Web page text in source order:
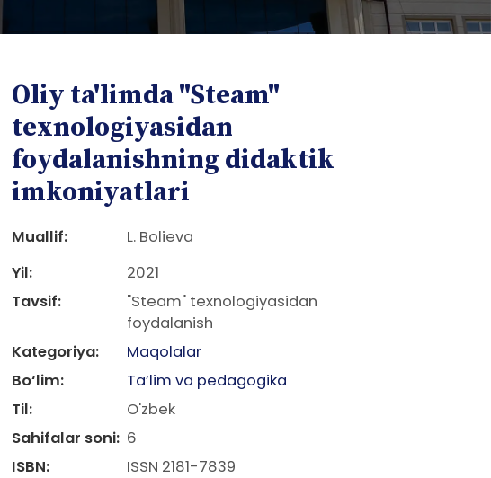
Oliy ta'limda "Steam"
texnologiyasidan
foydalanishning didaktik
imkoniyatlari
Muallif:
L. Bolieva
Yil:
2021
Tavsif:
"Steam" texnologiyasidan
foydalanish
Kategoriya:
Maqolalar
Bo‘lim:
Ta’lim va pedagogika
Til:
O'zbek
Sahifalar soni: 6
ISBN:
ISSN 2181-7839